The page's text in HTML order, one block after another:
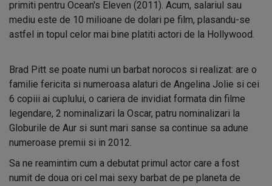
primiti pentru Ocean's Eleven (2011). Acum, salariul sau
mediu este de 10 milioane de dolari pe film, plasandu-se
astfel in topul celor mai bine platiti actori de la Hollywood.
Brad Pitt se poate numi un barbat norocos si realizat: are o
familie fericita si numeroasa alaturi de Angelina Jolie si cei
6 copiii ai cuplului, o cariera de invidiat formata din filme
legendare, 2 nominalizari la Oscar, patru nominalizari la
Globurile de Aur si sunt mari sanse sa continue sa adune
numeroase premii si in 2012.
Sa ne reamintim cum a debutat primul actor care a fost
numit de doua ori cel mai sexy barbat de pe planeta de